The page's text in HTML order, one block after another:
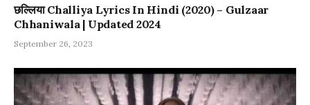
छल्लिया Challiya Lyrics In Hindi (2020) – Gulzaar
Chhaniwala | Updated 2024
September 26, 2023